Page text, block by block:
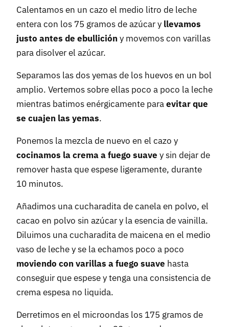
Calentamos en un cazo el medio litro de leche
entera con los 75 gramos de azúcar y llevamos
justo antes de ebullición y movemos con varillas
para disolver el azúcar.
Separamos las dos yemas de los huevos en un bol
amplio. Vertemos sobre ellas poco a poco la leche
mientras batimos enérgicamente paraevitar que
se cuajen las yemas.
Ponemos la mezcla de nuevo en el cazo y
cocinamos la crema a fuego suave y sin dejar de
remover hasta que espese ligeramente, durante
10 minutos.
Añadimos una cucharadita de canela en polvo, el
cacao en polvo sin azúcar y la esencia de vainilla.
Diluimos una cucharadita de maicena en el medio
vaso de leche y se la echamos poco a poco
moviendo con varillas a fuego suave hasta
conseguir que espese y tenga una consistencia de
crema espesa no liquida.
Derretimos en el microondas los 175 gramos de